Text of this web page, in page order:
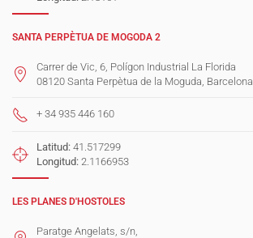
SANTA PERPÈTUA DE MOGODA 2
Carrer de Vic, 6, Polígon Industrial La Florida
08120 Santa Perpètua de la Moguda, Barcelona
+ 34 935 446 160
Latitud: 41.517299
Longitud: 2.1166953
LES PLANES D'HOSTOLES
Paratge Angelats, s/n,